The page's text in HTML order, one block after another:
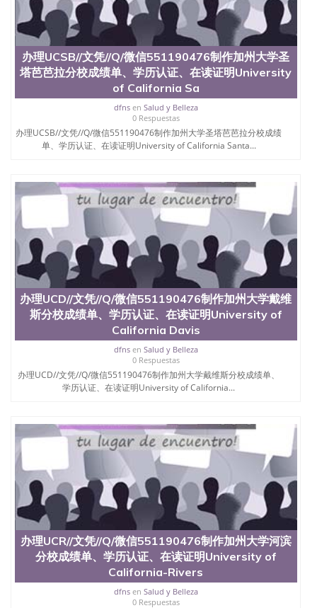
办理UCSB//文凭//Q/微信551190476制作加州大学圣
塔芭芭拉分校成绩单、学历认证、在读证明University
of California Sa
dfnsen Salud y Belleza
0 Respuestas
办理UCSB//文凭//Q/微信551190476制作加州大学圣塔芭芭拉分校成绩
单、学历认证、在读证明University of California Santa...
办理UCD//文凭//Q/微信551190476制作加州大学戴维
斯分校成绩单、学历认证、在读证明University of
California Davis
dfnsen Salud y Belleza
0 Respuestas
办理UCD//文凭//Q/微信551190476制作加州大学戴维斯分校成绩单、
学历认证、在读证明University of California...
办理UCR//文凭//Q/微信551190476制作加州大学河滨
分校成绩单、学历认证、在读证明University of
California-Rivers
dfnsen Salud y Belleza
0 Respuestas